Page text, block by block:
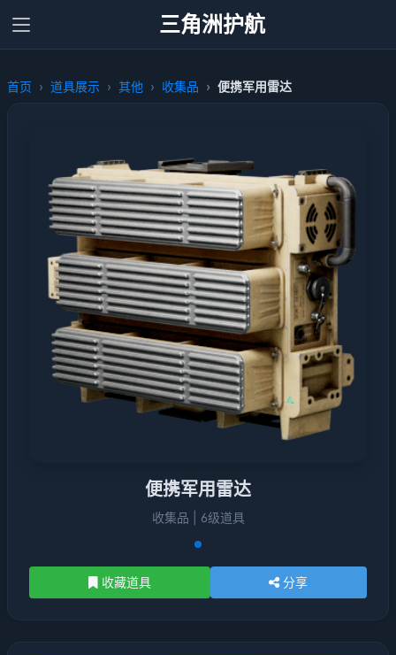
三角洲护航
首页 道具展示 其他 收集品 便携军用雷达
便携军用雷达
收集品 | 6级道具
收藏道具 分享